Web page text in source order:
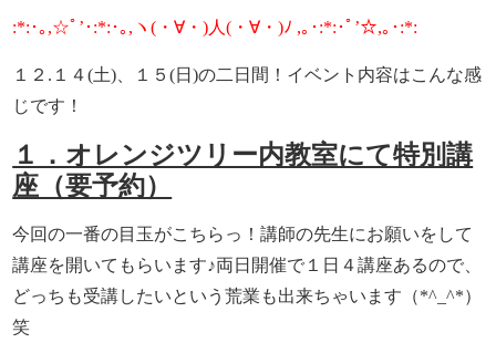
:*:･｡,☆ﾟ’･:*:･｡,ヽ(・∀・)人(・∀・)ﾉ ,｡･:*:･ﾟ’☆,｡･:*:
１２.１４(土)、１５(日)の二日間！イベント内容はこんな感
じです！
１．オレンジツリー内教室にて特別講
座（要予約）
今回の一番の目玉がこちらっ！講師の先生にお願いをして
講座を開いてもらいます♪両日開催で１日４講座あるので、
どっちも受講したいという荒業も出来ちゃいます（*^_^*）
笑